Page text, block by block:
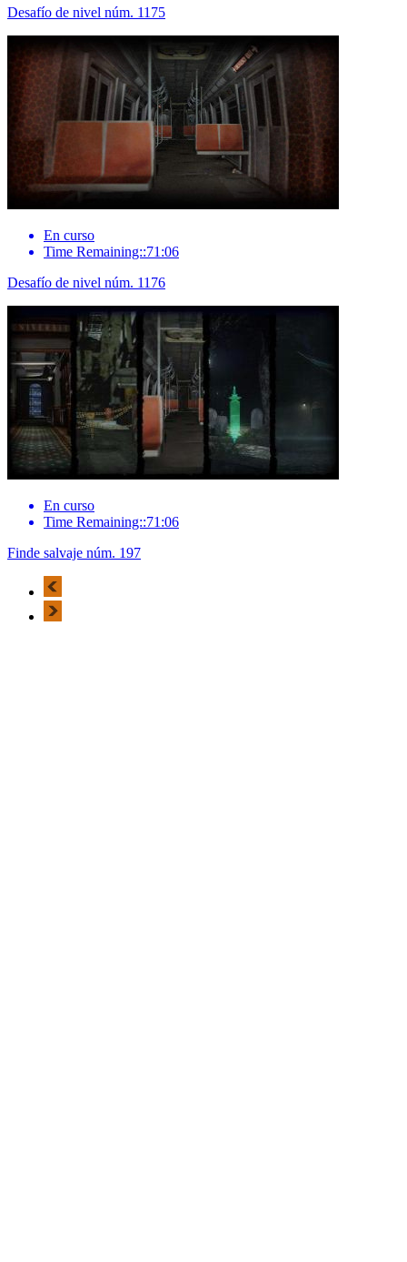
Desafío de nivel núm. 1175
En curso
Time Remaining::71:06
Desafío de nivel núm. 1176
En curso
Time Remaining::71:06
Finde salvaje núm. 197